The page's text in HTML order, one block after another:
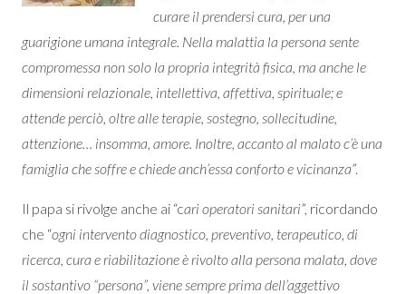
curare il prendersi cura, per una
guarigione umana integrale. Nella malattia la persona sente
compromessa non solo la propria integrità fisica, ma anche le
dimensioni relazionale, intellettiva, affettiva, spirituale; e
attende perciò, oltre alle terapie, sostegno, sollecitudine,
attenzione… insomma, amore. Inoltre, accanto al malato c’è una
famiglia che soffre e chiede anch’essa conforto e vicinanza”.
Il papa si rivolge anche ai “cari operatori sanitari”, ricordando
che “ogni intervento diagnostico, preventivo, terapeutico, di
ricerca, cura e riabilitazione è rivolto alla persona malata, dove
il sostantivo “persona”, viene sempre prima dell’aggettivo